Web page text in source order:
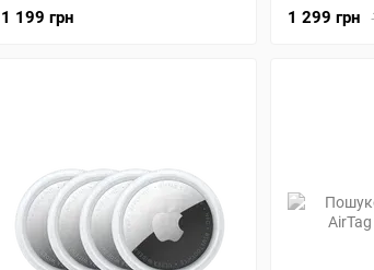
1 199 грн
1 299 грн